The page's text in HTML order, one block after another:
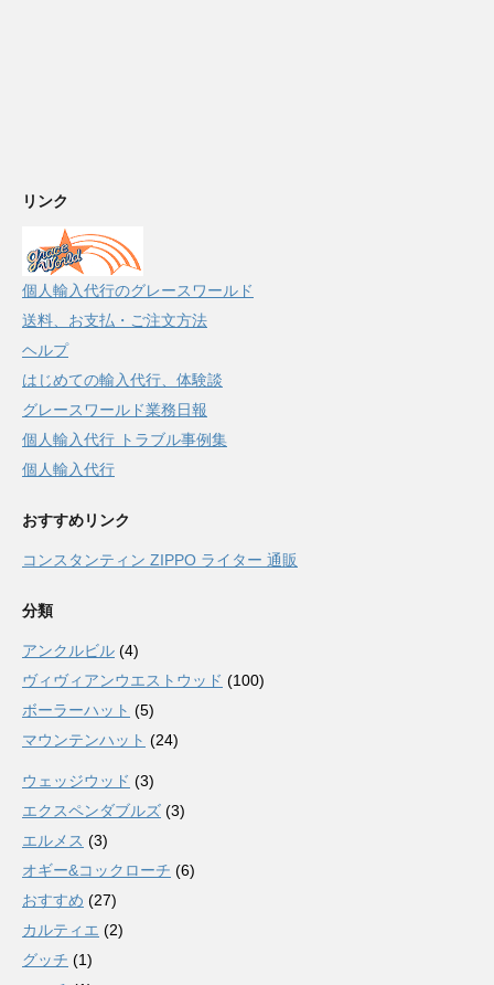
リンク
個人輸入代行のグレースワールド
送料、お支払・ご注文方法
ヘルプ
はじめての輸入代行、体験談
グレースワールド業務日報
個人輸入代行 トラブル事例集
個人輸入代行
おすすめリンク
コンスタンティン ZIPPO ライター 通販
分類
アンクルビル (4)
ヴィヴィアンウエストウッド (100)
ボーラーハット (5)
マウンテンハット (24)
ウェッジウッド (3)
エクスペンダブルズ (3)
エルメス (3)
オギー&コックローチ (6)
おすすめ (27)
カルティエ (2)
グッチ (1)